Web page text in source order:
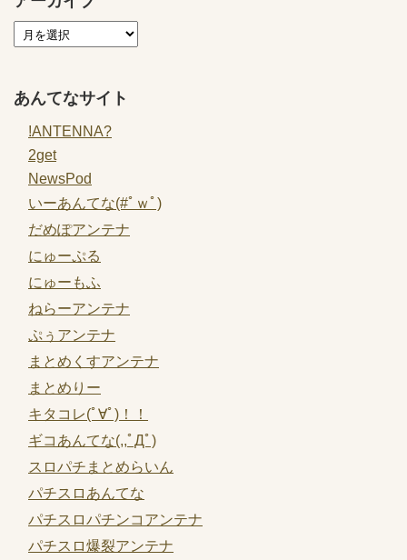
あんてなサイト
!ANTENNA?
2get
NewsPod
いーあんてな(#ﾟｗﾟ)
だめぽアンテナ
にゅーぷる
にゅーもふ
ねらーアンテナ
ぷぅアンテナ
まとめくすアンテナ
まとめりー
キタコレ(ﾟ∀ﾟ)！！
ギコあんてな(,,ﾟДﾟ)
スロパチまとめらいん
パチスロあんてな
パチスロパチンコアンテナ
パチスロ爆裂アンテナ